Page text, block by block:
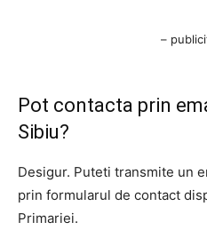
–
Pot contacta prin
Sibiu?
Desigur. Puteti transmite un
prin formularul de contact
Primariei.